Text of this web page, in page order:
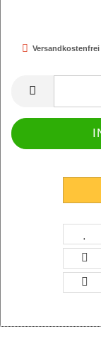
Versandkostenfrei